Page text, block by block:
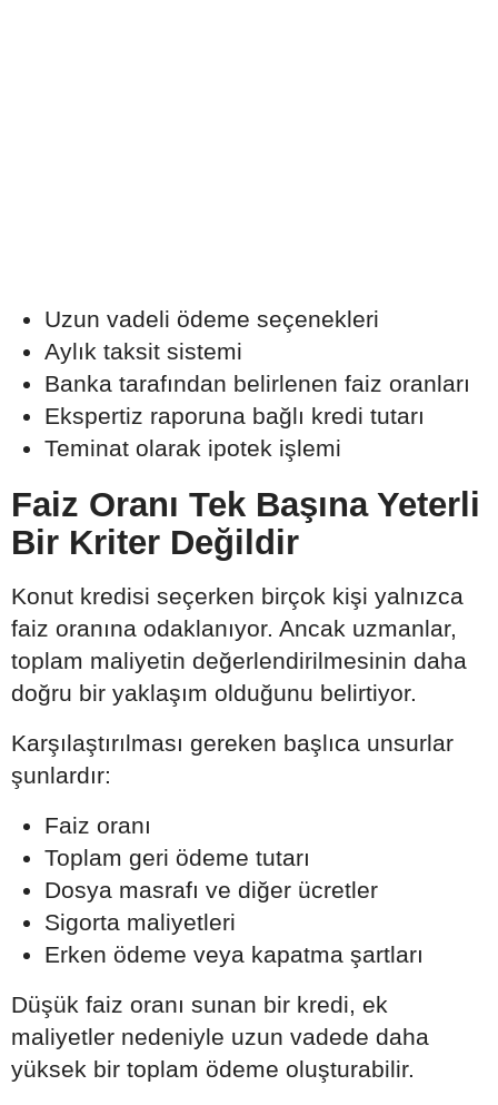
Uzun vadeli ödeme seçenekleri
Aylık taksit sistemi
Banka tarafından belirlenen faiz oranları
Ekspertiz raporuna bağlı kredi tutarı
Teminat olarak ipotek işlemi
Faiz Oranı Tek Başına Yeterli
Bir Kriter Değildir
Konut kredisi seçerken birçok kişi yalnızca
faiz oranına odaklanıyor. Ancak uzmanlar,
toplam maliyetin değerlendirilmesinin daha
doğru bir yaklaşım olduğunu belirtiyor.
Karşılaştırılması gereken başlıca unsurlar
şunlardır:
Faiz oranı
Toplam geri ödeme tutarı
Dosya masrafı ve diğer ücretler
Sigorta maliyetleri
Erken ödeme veya kapatma şartları
Düşük faiz oranı sunan bir kredi, ek
maliyetler nedeniyle uzun vadede daha
yüksek bir toplam ödeme oluşturabilir.